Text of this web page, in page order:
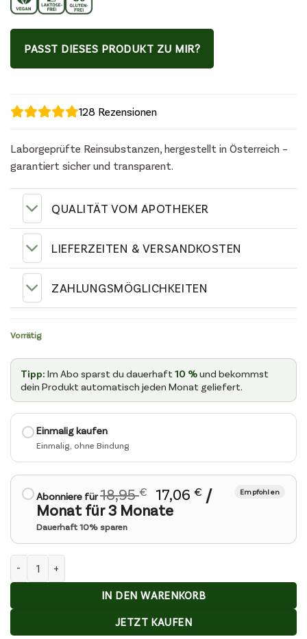
PASST DIESES PRODUKT ZU MIR?
128 Rezensionen
Laborgeprüfte Reinsubstanzen, hergestellt in Österreich –
garantiert sicher und transparent.
QUALITÄT VOM APOTHEKER
LIEFERZEITEN & VERSANDKOSTEN
ZAHLUNGSMÖGLICHKEITEN
Vorrätig
Tipp: Im Abo sparst du dauerhaft 10 %und bekommst
dein Produkt automatisch jeden Monat geliefert.
WÄHLE
EINE
KAUFART
AUS
Einmalig kaufen
Abonniere für18,95€
Ursprünglicher
Preis
17,06 €Aktueller
Preis
/
Monat für 3 Monate
IN DEN WARENKORB
JETZT KAUFEN